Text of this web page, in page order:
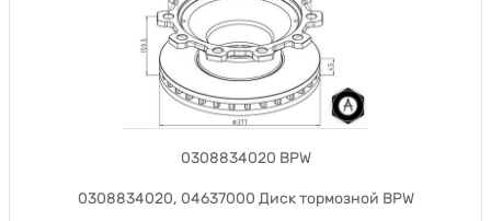
0308834020 BPW
0308834020, 04637000 Диск тормозной BPW